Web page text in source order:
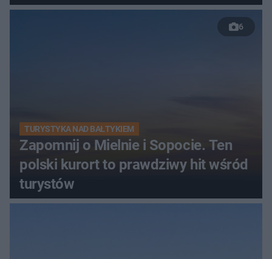
6
TURYSTYKA NAD BAŁTYKIEM
Zapomnij o Mielnie i Sopocie. Ten
polski kurort to prawdziwy hit wśród
turystów